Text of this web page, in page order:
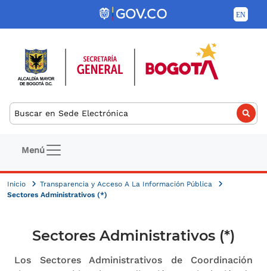
Pasar al contenido principal
Buscar
Navegación principal
Menú
Inicio
Transparencia y Acceso A La Información Pública
Sectores Administrativos (*)
Sectores Administrativos (*)
Los Sectores Administrativos de Coordinación